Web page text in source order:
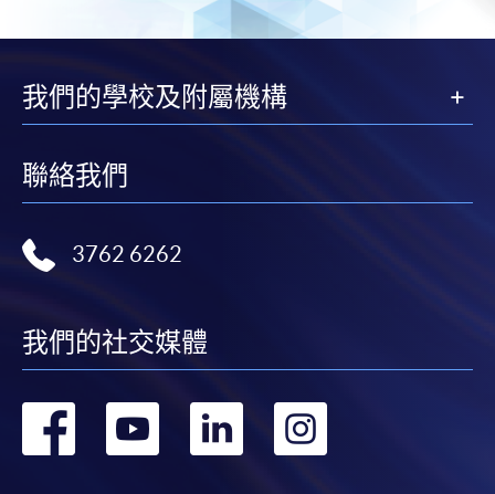
心或以郵遞方式，遞交「通知」及繳交所需費用。
何疑問，請詳閱個別課程資料，或聯絡有關課程負責
人或報名中心。
課程/科目報名注意事項:
JavaScript程式瀏覽器的電腦上進行。建議選用
必須重新開始整個申請程序。
報讀優惠，請親臨學院的報名中心報名。
在網上報名過程中，由於提交課程申請和付款在系
我們的學校及附屬機構
聯絡我們
3762 6262
我們的社交媒體
轉 轉 轉 轉